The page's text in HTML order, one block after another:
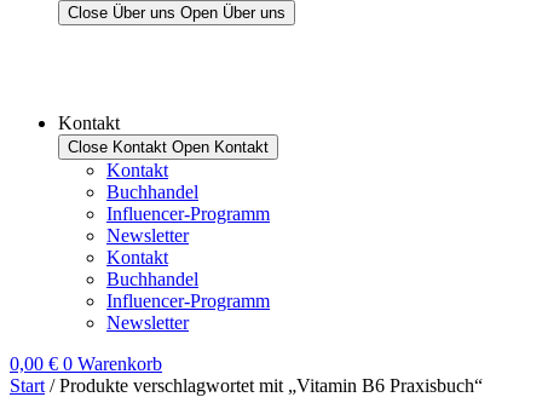
Close Über uns Open Über uns
Kontakt
Close Kontakt Open Kontakt
Kontakt
Buchhandel
Influencer-Programm
Newsletter
Kontakt
Buchhandel
Influencer-Programm
Newsletter
0,00 € 0 Warenkorb
Start / Produkte verschlagwortet mit „Vitamin B6 Praxisbuch“